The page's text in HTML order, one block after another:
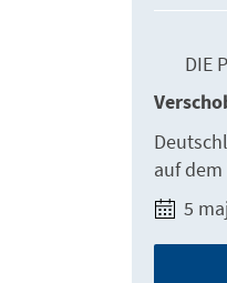
DIE
auf
5